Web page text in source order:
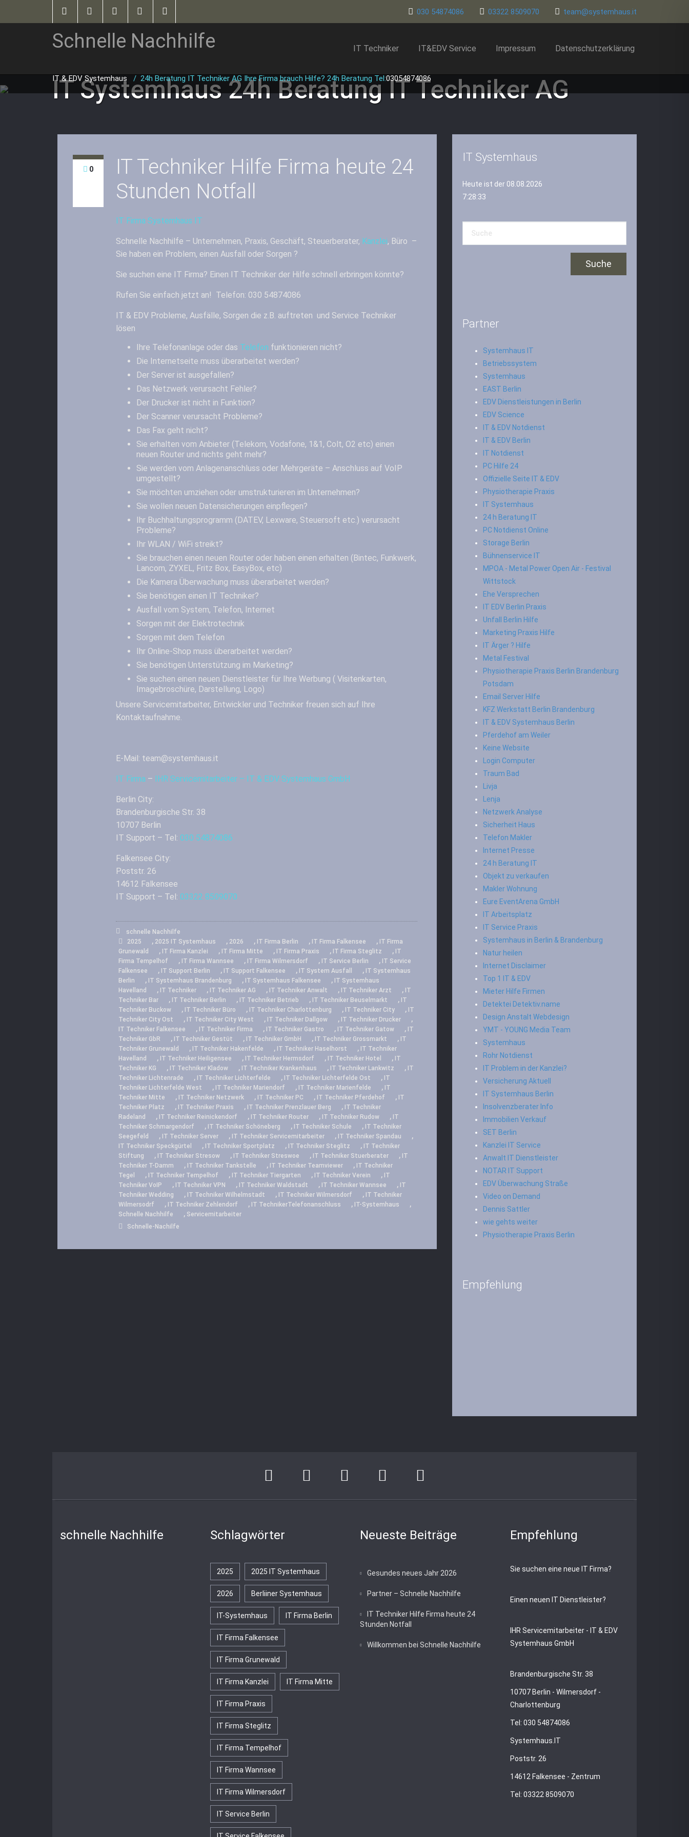
030 54874086 03322 8509070 team@systemhaus.it
Schnelle Nachhilfe IT Techniker IT&EDV Service Impressum Datenschutzerklärung
IT Systemhaus 24h BeratungIT Techniker AG
IT & EDV Systemhaus / 24h Beratung IT Techniker AG Ihre Firma brauch Hilfe? 24h Beratung Tel:03054874086
0
IT Techniker Hilfe Firma heute 24
Stunden Notfall
IT Firma Systemhaus IT
Schnelle Nachhilfe – Unternehmen, Praxis, Geschäft, Steuerberater, Kanzlei, Büro –
Sie haben ein Problem, einen Ausfall oder Sorgen ?
Sie suchen eine IT Firma? Einen IT Techniker der Hilfe schnell erbringen könnte?
Rufen Sie einfach jetzt an! Telefon: 030 54874086
IT & EDV Probleme, Ausfälle, Sorgen die z.B. auftreten und Service Techniker
lösen
Ihre Telefonanlage oder das Telefon funktionieren nicht?
Die Internetseite muss überarbeitet werden?
Der Server ist ausgefallen?
Das Netzwerk verursacht Fehler?
Der Drucker ist nicht in Funktion?
Der Scanner verursacht Probleme?
Das Fax geht nicht?
Sie erhalten vom Anbieter (Telekom, Vodafone, 1&1, Colt, O2 etc) einen
neuen Router und nichts geht mehr?
Sie werden vom Anlagenanschluss oder Mehrgeräte – Anschluss auf VoIP
umgestellt?
Sie möchten umziehen oder umstrukturieren im Unternehmen?
Sie wollen neuen Datensicherungen einpflegen?
Ihr Buchhaltungsprogramm (DATEV, Lexware, Steuersoft etc.) verursacht
Probleme?
Ihr WLAN / WiFi streikt?
Sie brauchen einen neuen Router oder haben einen erhalten (Bintec, Funkwerk,
Lancom, ZYXEL, Fritz Box, EasyBox, etc)
Die Kamera Überwachung muss überarbeitet werden?
Sie benötigen einen IT Techniker?
Ausfall vom System, Telefon, Internet
Sorgen mit der Elektrotechnik
Sorgen mit dem Telefon
Ihr Online-Shop muss überarbeitet werden?
Sie benötigen Unterstützung im Marketing?
Sie suchen einen neuen Dienstleister für Ihre Werbung ( Visitenkarten,
Imagebroschüre, Darstellung, Logo)
Unsere Servicemitarbeiter, Entwickler und Techniker freuen sich auf Ihre
Kontaktaufnahme.
E-Mail: team@systemhaus.it
IT Firma– IHR Servicemitarbeiter – IT & EDV Systemhaus GmbH
Berlin City:
Brandenburgische Str. 38
10707 Berlin
IT Support – Tel: 030 54874086
Falkensee City:
Poststr. 26
14612 Falkensee
IT Support – Tel: 03322 8509070
schnelle Nachhilfe
2025
, 2025 IT Systemhaus , 2026 , IT Firma Berlin , IT Firma Falkensee , IT Firma
Grunewald
, IT Firma Kanzlei , IT Firma Mitte , IT Firma Praxis , IT Firma Steglitz , IT
Firma Tempelhof
, IT Firma Wannsee , IT Firma Wilmersdorf , IT Service Berlin , IT Service
Falkensee
, IT Support Berlin , IT Support Falkensee , IT System Ausfall , IT Systemhaus
Berlin
, IT Systemhaus Brandenburg , IT Systemhaus Falkensee , IT Systemhaus
Havelland
, IT Techniker , IT Techniker AG , IT Techniker Anwalt , IT Techniker Arzt , IT
Techniker Bar
, IT Techniker Berlin , IT Techniker Betrieb , IT Techniker Beuselmarkt , IT
Techniker Buckow
, IT Techniker Büro , IT Techniker Charlottenburg , IT Techniker City , IT
Techniker City Ost
, IT Techniker City West , IT Techniker Dallgow , IT Techniker Drucker ,
IT Techniker Falkensee , IT Techniker Firma , IT Techniker Gastro , IT Techniker Gatow , IT
Techniker GbR
, IT Techniker Gestüt , IT Techniker GmbH , IT Techniker Grossmarkt , IT
Techniker Grunewald
, IT Techniker Hakenfelde , IT Techniker Haselhorst , IT Techniker
Havelland
, IT Techniker Heiligensee , IT Techniker Hermsdorf , IT Techniker Hotel , IT
Techniker KG
, IT Techniker Kladow , IT Techniker Krankenhaus , IT Techniker Lankwitz , IT
Techniker Lichtenrade
, IT Techniker Lichterfelde , IT Techniker Lichterfelde Ost , IT
Techniker Lichterfelde West
, IT Techniker Mariendorf , IT Techniker Marienfelde , IT
Techniker Mitte
, IT Techniker Netzwerk , IT Techniker PC , IT Techniker Pferdehof , IT
Techniker Platz
, IT Techniker Praxis , IT Techniker Prenzlauer Berg , IT Techniker
Radeland
, IT Techniker Reinickendorf , IT Techniker Router , IT Techniker Rudow , IT
Techniker Schmargendorf
, IT Techniker Schöneberg , IT Techniker Schule , IT Techniker
Seegefeld
, IT Techniker Server , IT Techniker Servicemitarbeiter , IT Techniker Spandau ,
IT Techniker Speckgürtel , IT Techniker Sportplatz , IT Techniker Steglitz , IT Techniker
Stiftung
, IT Techniker Stresow , IT Techniker Streswoe , IT Techniker Stuerberater , IT
Techniker T-Damm
, IT Techniker Tankstelle , IT Techniker Teamviewer , IT Techniker
Tegel
, IT Techniker Tempelhof , IT Techniker Tiergarten , IT Techniker Verein , IT
Techniker VoIP
, IT Techniker VPN , IT Techniker Waldstadt , IT Techniker Wannsee , IT
Techniker Wedding
, IT Techniker Wilhelmstadt , IT Techniker Wilmersdorf , IT Techniker
Wilmersodrf
, IT Techniker Zehlendorf , IT TechnikerTelefonanschluss , IT-Systemhaus ,
Schnelle Nachhilfe , Servicemitarbeiter
Schnelle-Nachilfe
IT Systemhaus
Heute ist der 08.08.2026
7:28:34
Partner
Systemhaus IT
Betriebssystem
Systemhaus
EAST Berlin
EDV Dienstleistungen in Berlin
EDV Science
IT & EDV Notdienst
IT & EDV Berlin
IT Notdienst
PC Hilfe 24
Offizielle Seite IT & EDV
Physiotherapie Praxis
IT Systemhaus
24 h Beratung IT
PC Notdienst Online
Storage Berlin
Bühnenservice IT
MPOA - Metal Power Open Air - Festival
Wittstock
Ehe Versprechen
IT EDV Berlin Praxis
Unfall Berlin Hilfe
Marketing Praxis Hilfe
IT Ärger ? Hilfe
Metal Festival
Physiotherapie Praxis Berlin Brandenburg
Potsdam
Email Server Hilfe
KFZ Werkstatt Berlin Brandenburg
IT & EDV Systemhaus Berlin
Pferdehof am Weiler
Keine Website
Login Computer
Traum Bad
Livja
Lenja
Netzwerk Analyse
Sicherheit Haus
Telefon Makler
Internet Presse
24 h Beratung IT
Objekt zu verkaufen
Makler Wohnung
Eure EventArena GmbH
IT Arbeitsplatz
IT Service Praxis
Systemhaus in Berlin & Brandenburg
Natur heilen
Internet Disclaimer
Top 1 IT & EDV
Mieter Hilfe Firmen
Detektei Detektiv.name
Design Anstalt Webdesign
YMT - YOUNG Media Team
Systemhaus
Rohr Notdienst
IT Problem in der Kanzlei?
Versicherung Aktuell
IT Systemhaus Berlin
Insolvenzberater Info
Immobilien Verkauf
SET Berlin
Kanzlei IT Service
Anwalt IT Dienstleister
NOTAR IT Support
EDV Überwachung Straße
Video on Demand
Dennis Sattler
wie gehts weiter
Physiotherapie Praxis Berlin
Empfehlung
schnelle Nachhilfe Schlagwörter
2025 2025 IT Systemhaus
2026 Berliiner Systemhaus
IT-Systemhaus IT Firma Berlin
IT Firma Falkensee
IT Firma Grunewald
IT Firma Kanzlei IT Firma Mitte
IT Firma Praxis
IT Firma Steglitz
IT Firma Tempelhof
IT Firma Wannsee
IT Firma Wilmersdorf
IT Service Berlin
Neueste Beiträge
Gesundes neues Jahr 2026
Partner – Schnelle Nachhilfe
IT Techniker Hilfe Firma heute 24
Stunden Notfall
Willkommen bei Schnelle Nachhilfe
Empfehlung
Sie suchen eine neue IT Firma?
Einen neuen IT Dienstleister?
IHR Servicemitarbeiter - IT & EDV
Systemhaus GmbH
Brandenburgische Str. 38
10707 Berlin - Wilmersdorf -
Charlottenburg
Tel: 030 54874086
Systemhaus.IT
Poststr. 26
14612 Falkensee - Zentrum
Tel: 03322 8509070